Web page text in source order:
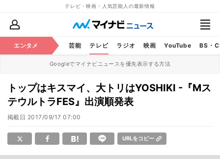
テレビ・映画・人気芸能人の最新情報
エンタメ 芸能 テレビ ラジオ 映画 YouTube BS・
Googleでマイナビニュースを優先表示する方法
トップはキスマイ、大トリはYOSHIKI -『Mス
テウルトラFES』出演順発表
掲載日 2017/09/17 07:00
URLをコピー